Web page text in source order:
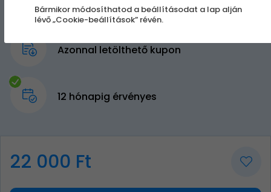
Azonnal letölthető kupon
12 hónapig érvényes
22 000 Ft
Bármikor módosíthatod a beállításodat a lap alján
lévő „Cookie-beállítások” révén.